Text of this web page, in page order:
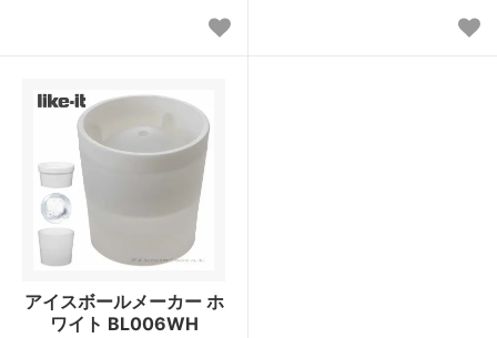
アイスボールメーカー ホ
ワイト BL006WH